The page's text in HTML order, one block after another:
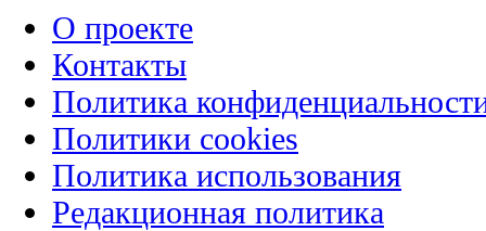
О проекте
Контакты
Политика
Политики cookies
Политика использования
Редакционная политика